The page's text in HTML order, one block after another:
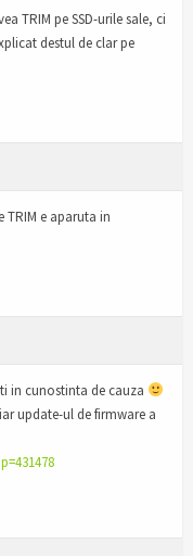
TRIM pe SSD-urile sale, ci
destul de clar pe
TRIM e aparuta in
in cunostinta de cauza
update-ul de firmware a